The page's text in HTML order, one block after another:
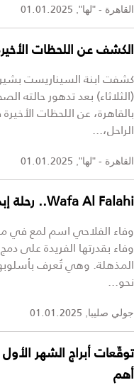
القاهرة - "لها", 01.01.2025
الكشف عن اللحظات
كشفت ابنة السيناريست
(الثلاثاء) بعد تدهور حالته
بالقاهرة، عن اللحظات
الراحل،...
القاهرة - "لها", 01.01.2025
Wafa Al Falahi.. رحلة إبداع وابتكار
وفاء الفلاحي اسم لمع في
وفاء بقدرتها الفريدة على
المذهلة. وهي تُعرف بأسلوبها
نحو...
جولي صليبا, 01.01.2025
أهم